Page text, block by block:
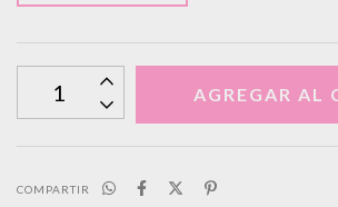
COMPARTIR